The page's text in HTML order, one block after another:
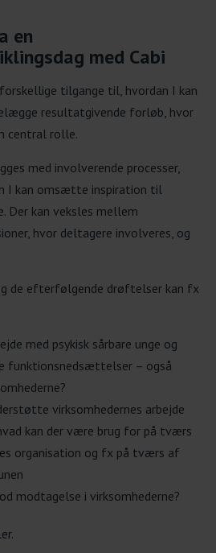
en
med Cabi
tilgange til, hvordan I kan
resultatgivende forløb, hvor
central rolle.
med involverende processer,
I kan omsætte inspiration til
Der kan veksles mellem
hvor deltagere involveres, og
de efterfølgende drøftelser kan fx
med psykisk sårbare unge og
funktionsnedsættelser – også
virksomhedernes arbejde
kan der være brug for på tværs
organisation og fx på tværs af
modtagelse i virksomhederne?